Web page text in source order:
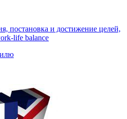
постановка и достижение целей,
life balance